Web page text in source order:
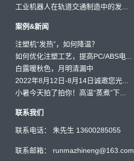
工业机器人在轨道交通制造中的发...
案例&新闻
注塑机“发热”，如何降温？
如何优化注塑工艺，提高PC/ABS电...
白露暧秋色，月明清漏中
2022年8月12日-8月14日诚邀您光...
小暑今天拍了拍你！高温“蒸煮”下...
联系我们
联系电话： 朱先生 13600285055
联系邮箱： runmazhineng@163.com